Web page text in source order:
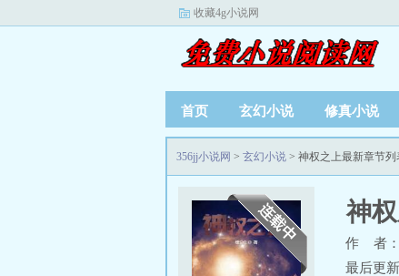
收藏4g小说网
首页 玄幻小说 修真小说
356jj小说网 > 玄幻小说 > 神权之上最新章节列
神
作 者：
最后更